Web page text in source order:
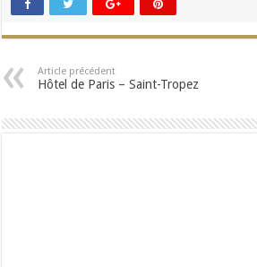
Article précédent
Hôtel de Paris – Saint-Tropez